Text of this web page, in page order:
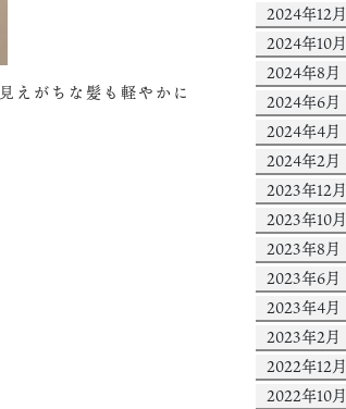
えがちな髪も軽やかに
2024年12月
2024年10月
2024年8月
2024年6月
2024年4月
2024年2月
2023年12月
2023年10月
2023年8月
2023年6月
2023年4月
2023年2月
2022年12月
2022年10月